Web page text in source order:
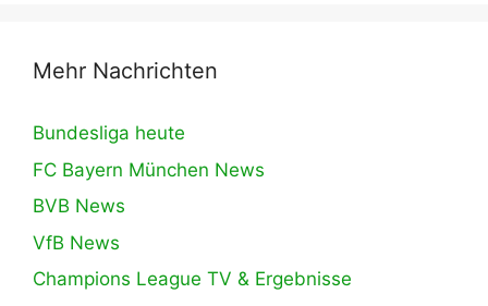
Mehr Nachrichten
Bundesliga heute
FC Bayern München News
BVB News
VfB News
Champions League TV & Ergebnisse